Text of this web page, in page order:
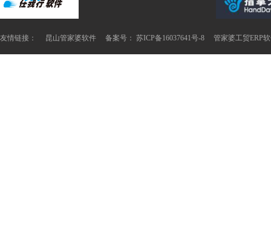
友情链接： 昆山管家婆软件 备案号： 苏ICP备16037641号-8 管家婆工贸ERP